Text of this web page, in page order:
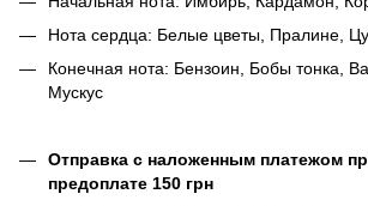
Нота сердца: Белые цветы, Пралине,
Конечная нота: Бензоин, Бобы тонка,
Мускус
Отправка с наложенным платежом
предоплате 150 грн